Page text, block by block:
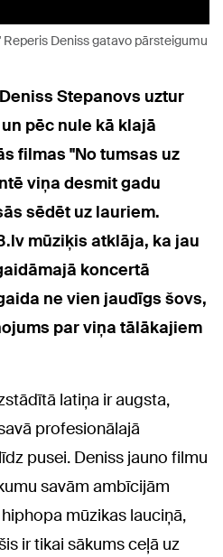
Deniss gatavo pārsteigumu
Stepanovs uztur
pēc nule kā klajā
filmas "No tumsas uz
viņa desmit gadu
sēdēt uz lauriem.
mūziķis atklāja, ka jau
koncertā
ne vien jaudīgs šovs,
par viņa tālākajiem
latiņa ir augsta,
profesionālajā
pusei. Deniss jauno filmu
savām ambīcijām
mūzikas lauciņā,
ir tikai sākums ceļā uz